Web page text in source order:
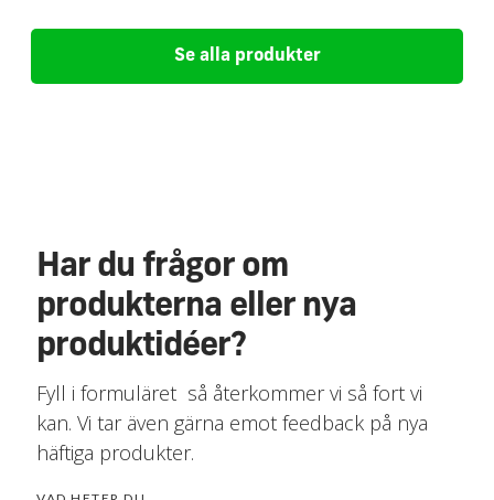
Se alla produkter
Har du frågor om
produkterna eller nya
produktidéer?
Fyll i formuläret så återkommer vi så fort vi
kan. Vi tar även gärna emot feedback på nya
häftiga produkter.